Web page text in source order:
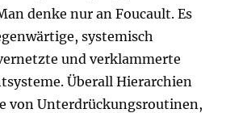
denke nur an Foucault. Es
systemisch
und verklammerte
Überall Hierarchien
von Unterdrückungsroutinen,